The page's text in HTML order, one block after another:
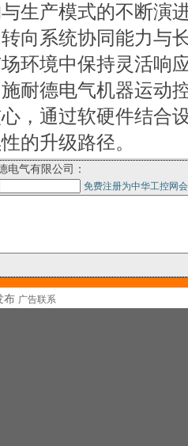
生产模式的不断演
向系统协同能力与
环境中保持灵活响
耐德电气机器运动
，通过软硬件结合
的升级路径。
电气有限公司：
免费注册为中华工控网
布 广告联系